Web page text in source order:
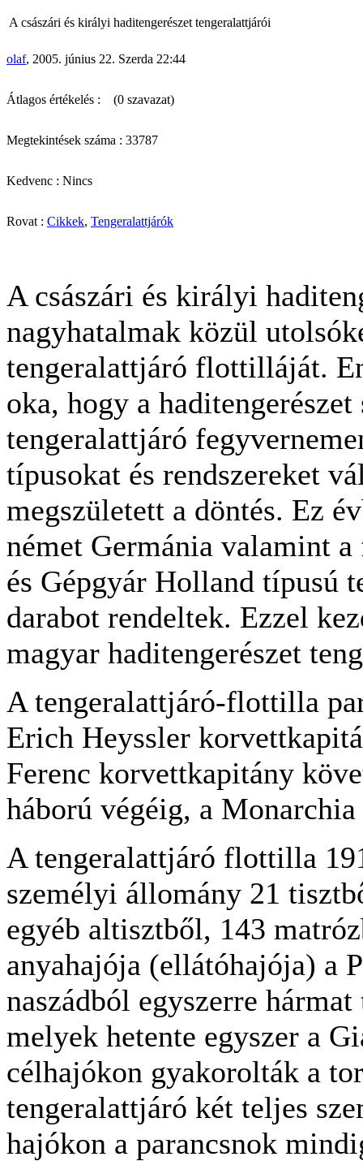
A császári és királyi haditengerészet tengeralattjárói
olaf, 2005. június 22. Szerda 22:44
Átlagos értékelés : (0 szavazat)
Megtekintések száma : 33787
Kedvenc : Nincs
Rovat : Cikkek, Tengeralattjárók
A császári és királyi
nagyhatalmak közül
tengeralattjáró flottilláját.
oka, hogy a
tengeralattjáró
típusokat és rendszereket
megszületett a döntés. Ez
német Germánia valamint
és Gépgyár Holland típusú
darabot rendeltek. Ezzel
magyar haditengerészet
A tengeralattjáró-flottilla
Erich Heyssler
Ferenc korvettkapitány
háború végéig, a
A tengeralattjáró flottilla
személyi állomány 21
egyéb altisztből, 143
anyahajója (ellátóhajója) a
naszádból egyszerre
melyek hetente egyszer a
célhajókon gyakorolták a
tengeralattjáró két teljes
hajókon a parancsnok